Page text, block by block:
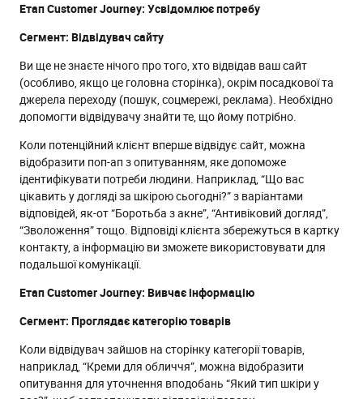
Етап Customer Journey: Усвідомлює потребу
Сегмент: Відвідувач сайту
Ви ще не знаєте нічого про того, хто відвідав ваш сайт
(особливо, якщо це головна сторінка), окрім посадкової та
джерела переходу (пошук, соцмережі, реклама). Необхідно
допомогти відвідувачу знайти те, що йому потрібно.
Коли потенційний клієнт вперше відвідує сайт, можна
відобразити поп-ап з опитуванням, яке допоможе
ідентифікувати потреби людини. Наприклад, “Що вас
цікавить у догляді за шкірою сьогодні?” з варіантами
відповідей, як-от “Боротьба з акне”, “Антивіковий догляд”,
“Зволоження” тощо. Відповіді клієнта збережуться в картку
контакту, а інформацію ви зможете використовувати для
подальшої комунікації.
Етап Customer Journey: Вивчає інформацію
Сегмент: Проглядає категорію товарів
Коли відвідувач зайшов на сторінку категорії товарів,
наприклад, “Креми для обличчя”, можна відобразити
опитування для уточнення вподобань “Який тип шкіри у